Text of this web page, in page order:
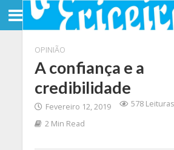
OPINIÃO
A confiança e a
credibilidade
Fevereiro 12, 2019
578 Leituras
2 Min Read